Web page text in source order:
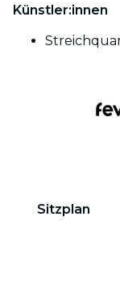
Künstler:innen
Sitzplan